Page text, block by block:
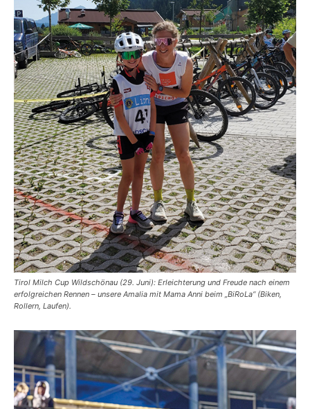
Tirol Milch Cup Wildschönau (29. Juni): Erleichterung und Freude nach einem
erfolgreichen Rennen – unsere Amalia mit Mama Anni beim „BiRoLa“ (Biken,
Rollern, Laufen).